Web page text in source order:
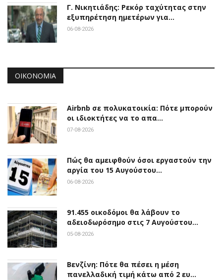
Γ. Νικητιάδης: Ρεκόρ ταχύτητας στην
εξυπηρέτηση ημετέρων για…
06-08-2026
ΟΙΚΟΝΟΜΊΑ
Airbnb σε πολυκατοικία: Πότε μπορούν
οι ιδιοκτήτες να το απα…
07-08-2026
Πώς θα αμειφθούν όσοι εργαστούν την
αργία του 15 Αυγούστου…
06-08-2026
91.455 οικοδόμοι θα λάβουν το
αδειοδωρόσημο στις 7 Αυγούστου…
05-08-2026
Βενζίνη: Πότε θα πέσει η μέση
πανελλαδική τιμή κάτω από 2 ευ…